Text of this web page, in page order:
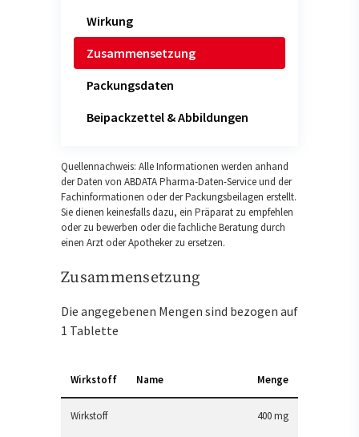
Wirkung
Zusammensetzung
Packungsdaten
Beipackzettel & Abbildungen
Quellennachweis: Alle Informationen werden anhand
der Daten von ABDATA Pharma-Daten-Service und der
Fachinformationen oder der Packungsbeilagen erstellt.
Sie dienen keinesfalls dazu, ein Präparat zu empfehlen
oder zu bewerben oder die fachliche Beratung durch
einen Arzt oder Apotheker zu ersetzen.
Zusammensetzung
Die angegebenen Mengen sind bezogen auf
1 Tablette
Wirkstoff Name Menge
Wirkstoff 400 mg